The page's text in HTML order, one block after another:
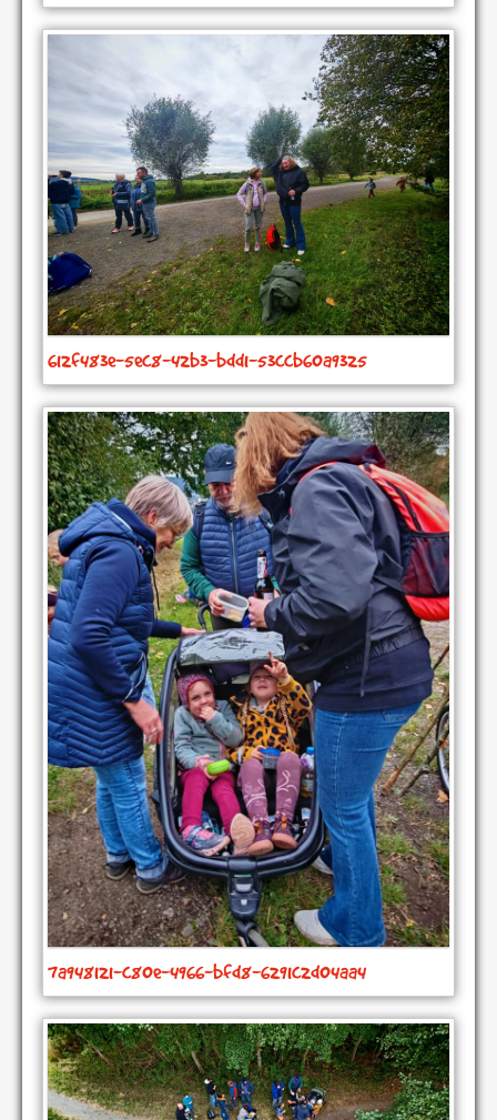
612f483e-5ec8-42b3-bdd1-53ccb60a9325
7a948121-c80e-4966-bfd8-6291c2d04aa4